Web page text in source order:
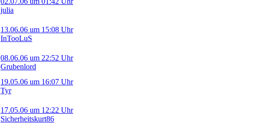
julia
13.06.06 um 15:08 Uhr
InTooLuS
08.06.06 um 22:52 Uhr
Grubenlord
19.05.06 um 16:07 Uhr
Tyr
17.05.06 um 12:22 Uhr
Sicherheitskurt86